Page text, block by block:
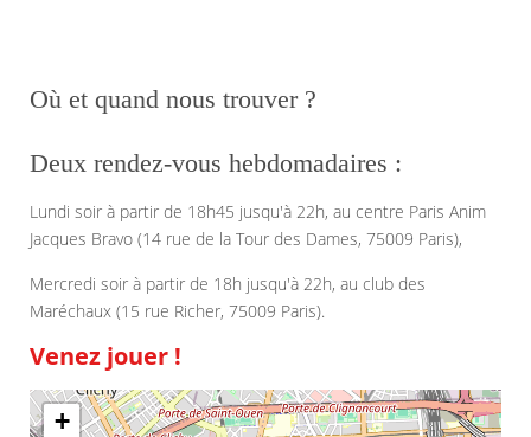
Où et quand nous trouver ?
Deux rendez-vous hebdomadaires :
Lundi soir à partir de 18h45 jusqu'à 22h, au centre Paris Anim
Jacques Bravo (14 rue de la Tour des Dames, 75009 Paris),
Mercredi soir à partir de 18h jusqu'à 22h, au club des
Maréchaux (15 rue Richer, 75009 Paris).
Venez jouer !
+